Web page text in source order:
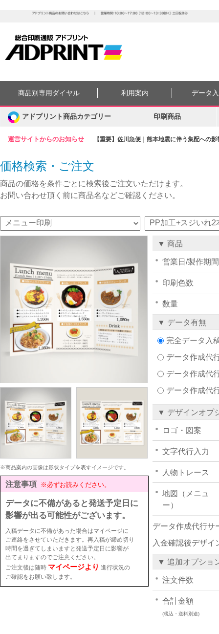
運営サイトからのお知らせ 【重要】佐川急便｜熊本地震に伴う集配への
商品別専用ダイヤル 利用案内 データ
アドプリント商品カテゴリー 印刷商品
価格検索・ご注文
商品の価格を条件ごとに検索後ご注文いただけます。
お問い合わせ頂く前に商品名などご確認ください。
※商品案内の画像は形状タイプを表すイメージです。
注意事項 ※必ずお読みください。
データに不備があると発送予定日に
影響が出る可能性がございます。
入稿データに不備があった場合はマイページに
ご連絡をさせていただきます。再入稿が締め切り
時間を過ぎてしまいますと発送予定日に影響が
出てまりますのでご注意ください。
ご注文後は随時 マイページより 進行状況の
ご確認をお願い致します。
▼ 商品
営業日/製作期間
印刷色数
数量
▼ データ有無
完全データ入
データ作成代
データ作成代
データ作成代
▼ デザインオプ
ロゴ・図案
文字代行入力
人物トレース
地図（メニュ
ー）
データ作成代行サ
入金確認後デザイ
▼ 追加オプショ
注文件数
合計金額
(税込・送料別途)